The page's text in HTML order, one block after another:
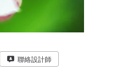
聯絡設計師